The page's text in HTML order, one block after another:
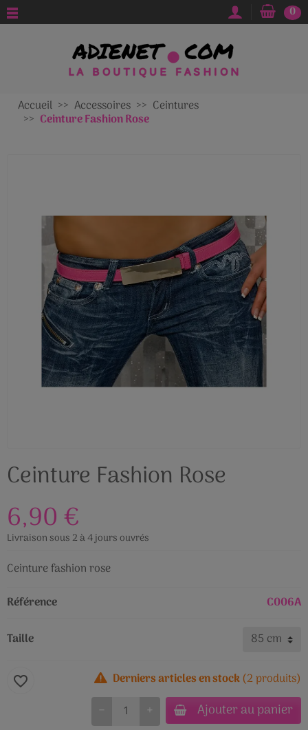
0
Accueil Accessoires Ceintures
Ceinture Fashion Rose
Ceinture Fashion Rose
6,90 €
Livraison sous 2 à 4 jours ouvrés
Ceinture fashion rose
Référence
C006A
Taille
Derniers articles en stock(2 produits)
+
− Ajouter au panier
favorite_border